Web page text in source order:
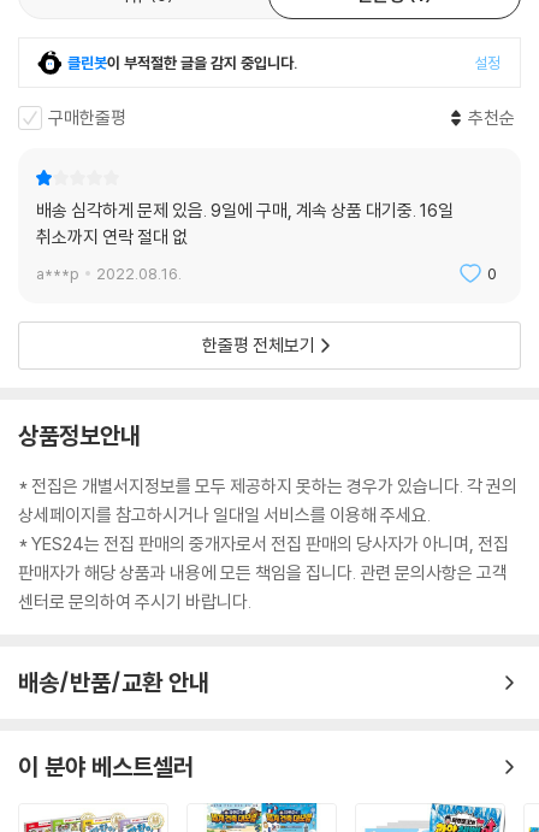
클린봇이 부적절한 글을 감지 중입니다. 설정
구매한줄평 추천순
배송 심각하게 문제 있음. 9일에 구매, 계속 상품 대기중. 16일
취소까지 연락 절대 없
a***p 2022.08.16. 0
한줄평 전체보기
상품정보안내
* 전집은 개별서지정보를 모두 제공하지 못하는 경우가 있습니다. 각 권의
상세페이지를 참고하시거나 일대일 서비스를 이용해 주세요.
* YES24는 전집 판매의 중개자로서 전집 판매의 당사자가 아니며, 전집
판매자가 해당 상품과 내용에 모든 책임을 집니다. 관련 문의사항은 고객
센터로 문의하여 주시기 바랍니다.
배송/반품/교환 안내
이 분야 베스트셀러